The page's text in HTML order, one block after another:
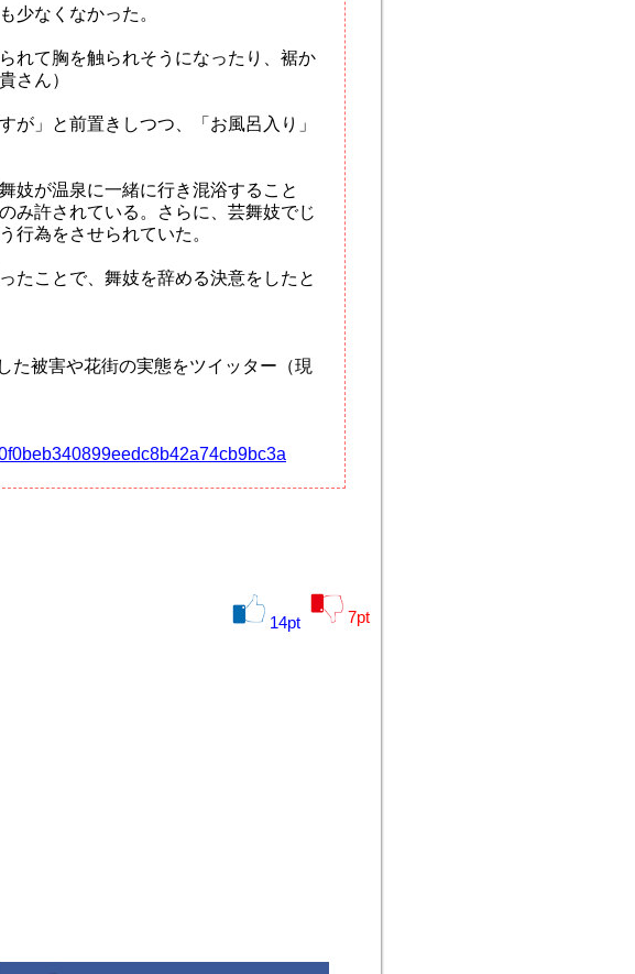
少なくなかった。
れて胸を触られそうになったり、裾か
さん）
が」と前置きしつつ、「お風呂入り」
妓が温泉に一緒に行き混浴すること
み許されている。さらに、芸舞妓でじ
行為をさせられていた。
たことで、舞妓を辞める決意をしたと
た被害や花街の実態をツイッター（現
14pt 7pt